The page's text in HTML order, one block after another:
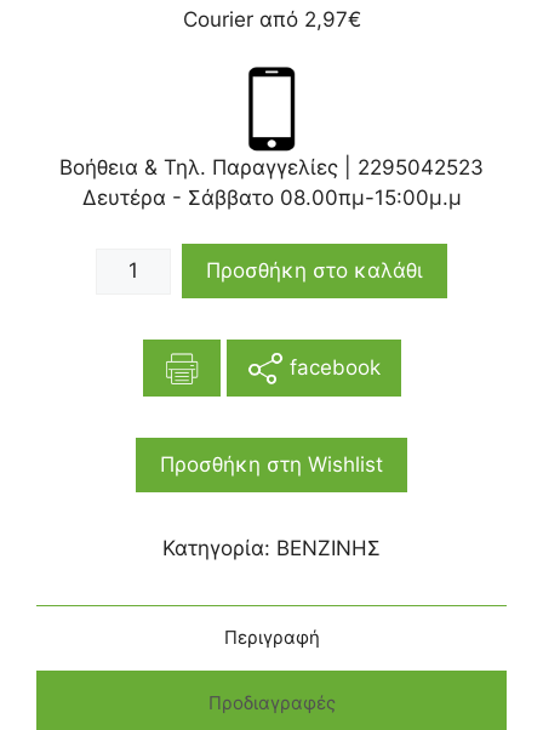
Courier από 2,97€
Βοήθεια & Τηλ. Παραγγελίες | 2295042523
Δευτέρα - Σάββατο 08.00πμ-15:00μ.μ
Προσθήκη στο καλάθι
facebook
Προσθήκη στη Wishlist
Κατηγορία: ΒΕΝΖΙΝΗΣ
Περιγραφή
Προδιαγραφές